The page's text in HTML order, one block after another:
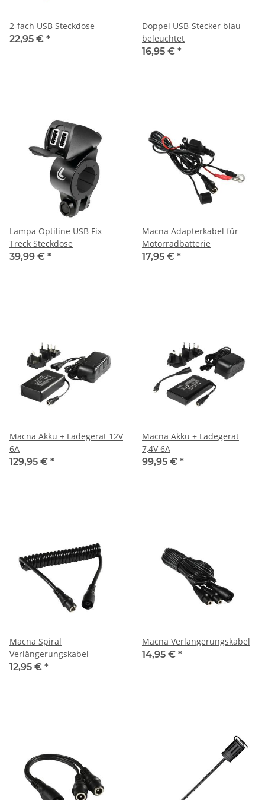
2-fach USB Steckdose
22,95 € *
Doppel USB-Stecker blau
beleuchtet
16,95 € *
Lampa Optiline USB Fix
Treck Steckdose
39,99 € *
Macna Adapterkabel für
Motorradbatterie
17,95 € *
Macna Akku + Ladegerät 12V
6A
129,95 € *
Macna Akku + Ladegerät
7,4V 6A
99,95 € *
Macna Spiral
Verlängerungskabel
12,95 € *
Macna Verlängerungskabel
14,95 € *